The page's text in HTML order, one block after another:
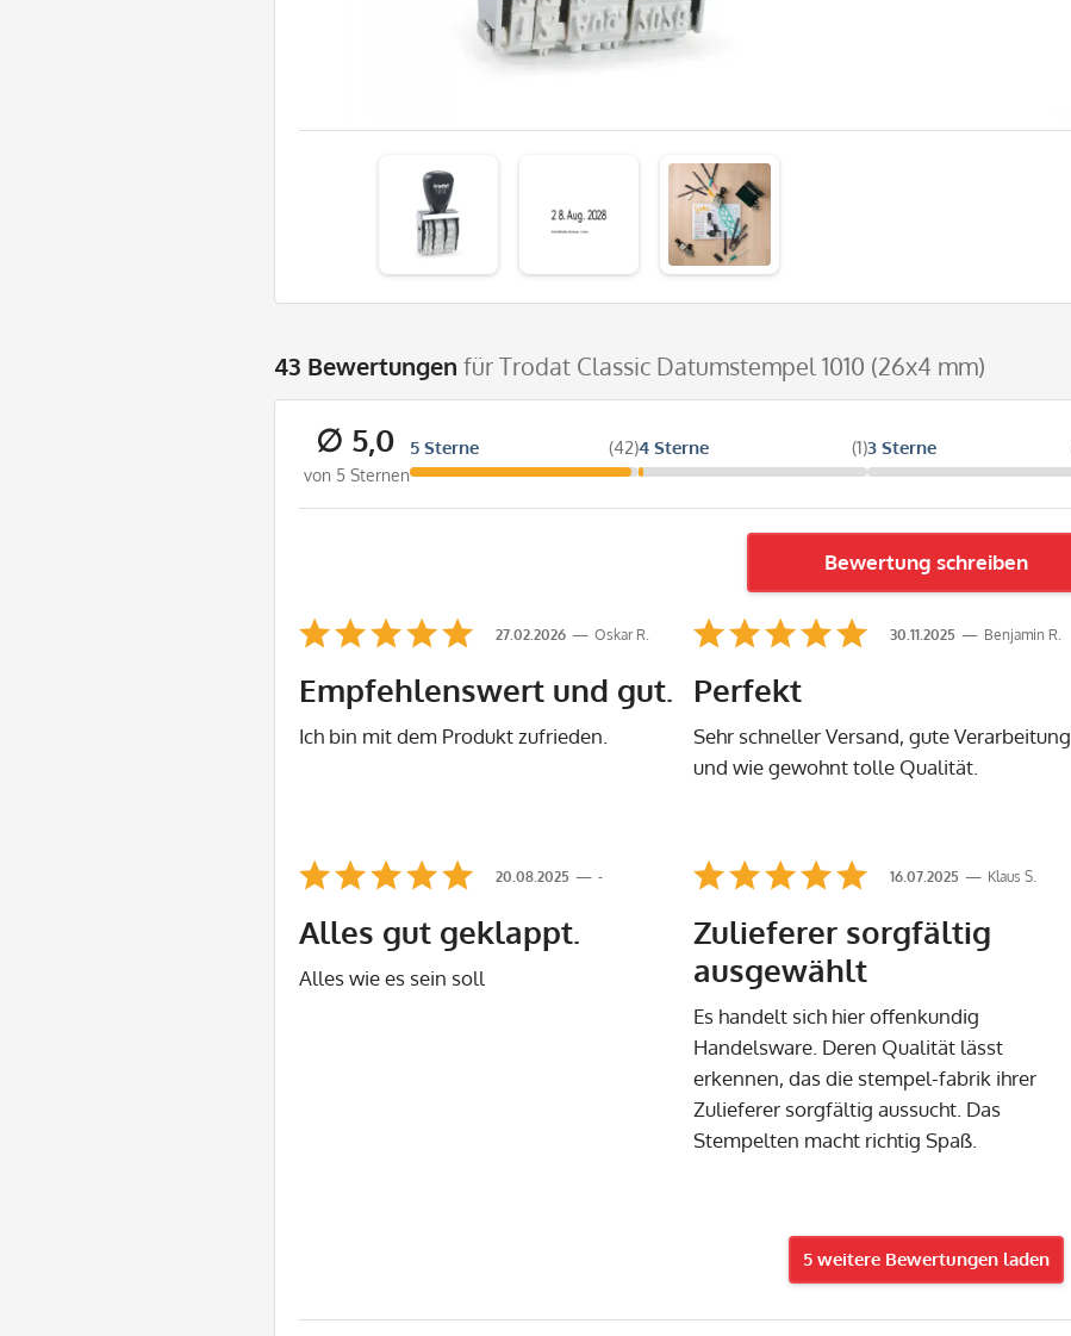
43 Bewertungen für Trodat Classic Datumstempel 1010 (26x4 mm)
∅ 5,0
von 5 Sternen
5 Sterne (42)4 Sterne (1)3 Sterne
Bewertung schreiben
Oskar R.
27.02.2026
Empfehlenswert und gut.
Ich bin mit dem Produkt zufrieden.
Benjamin R.
30.11.2025
Perfekt
Sehr schneller Versand, gute Verarbeitung
und wie gewohnt tolle Qualität.
-
20.08.2025
Alles gut geklappt.
Alles wie es sein soll
Klaus S.
16.07.2025
Zulieferer sorgfältig
ausgewählt
Es handelt sich hier offenkundig
Handelsware. Deren Qualität lässt
erkennen, das die stempel-fabrik ihrer
Zulieferer sorgfältig aussucht. Das
Stempelten macht richtig Spaß.
5 weitere Bewertungen laden